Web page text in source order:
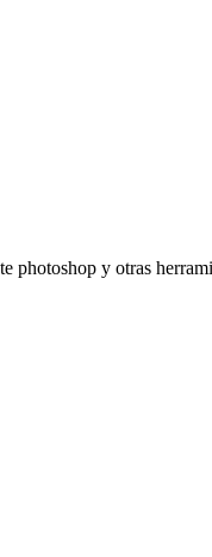
photoshop y otras